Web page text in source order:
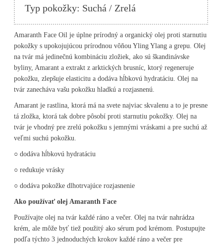
Typ pokožky: Suchá / Zrelá
Amaranth Face Oil je úplne prírodný a organický olej proti starnutiu
pokožky s upokojujúcou prírodnou vôňou Yling Ylang a grepu. Olej
na tvár má jedinečnú kombináciu zložiek, ako sú škandinávske
byliny, Amarant a extrakt z arktických brusníc, ktorý regeneruje
pokožku, zlepšuje elasticitu a dodáva hĺbkovú hydratáciu. Olej na
tvár zanecháva vašu pokožku hladkú a rozjasnenú.
Amarant je rastlina, ktorá má na svete najviac skvalenu a to je presne
tá zložka, ktorá tak dobre pôsobí proti starnutiu pokožky. Olej na
tvár je vhodný pre zrelú pokožku s jemnými vráskami a pre suchú až
veľmi suchú pokožku.
○ dodáva hĺbkovú hydratáciu
○ redukuje vrásky
○ dodáva pokožke dlhotrvajúce rozjasnenie
Ako používať olej Amaranth Face
Používajte olej na tvár každé ráno a večer. Olej na tvár nahrádza
krém, ale môže byť tiež použitý ako sérum pod krémom. Postupujte
podľa týchto 3 jednoduchých krokov každé ráno a večer pre